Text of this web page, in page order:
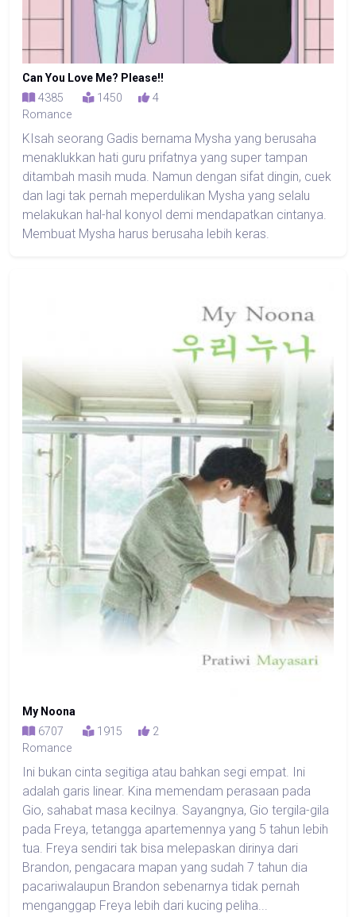
Can You Love Me? Please!!
4385 1450
4
Romance
KIsah seorang Gadis bernama Mysha yang berusaha
menaklukkan hati guru prifatnya yang super tampan
ditambah masih muda. Namun dengan sifat dingin, cuek
dan lagi tak pernah meperdulikan Mysha yang selalu
melakukan hal-hal konyol demi mendapatkan cintanya.
Membuat Mysha harus berusaha lebih keras.
My Noona
6707 1915
2
Romance
Ini bukan cinta segitiga atau bahkan segi empat. Ini
adalah garis linear. Kina memendam perasaan pada
Gio, sahabat masa kecilnya. Sayangnya, Gio tergila-gila
pada Freya, tetangga apartemennya yang 5 tahun lebih
tua. Freya sendiri tak bisa melepaskan dirinya dari
Brandon, pengacara mapan yang sudah 7 tahun dia
pacariwalaupun Brandon sebenarnya tidak pernah
menganggap Freya lebih dari kucing peliha...